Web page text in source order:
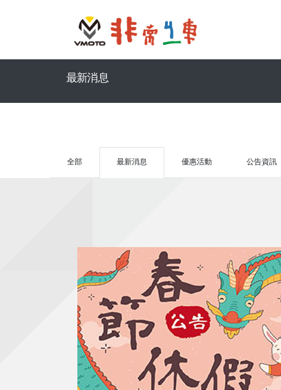
最新消息
全部 最新消息 優惠活動 公告資訊